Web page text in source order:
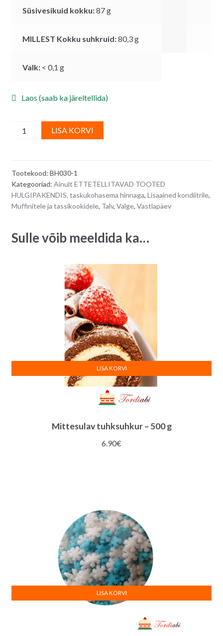
Süsivesikuid kokku:87g
MILLEST Kokku suhkruid:80,3g
Valk: < 0,1 g
Laos (saab ka järeltellida)
Mittesulav
tuhksuhkur
kg
quantity
LISA KORVI
n
a
:
Tootekood: BH030-1
Kategooriad: Ainult ETTETELLITAVAD TOOTED
HULGIPAKENDIS, taskukohasema hinnaga, Lisaained kondiitrile,
Muffinitele ja tassikookidele, Talv, Valge, Vastlapäev
Sulle võib meeldida ka…
Mittesulav tuhksuhkur – 500 g
6.90€
LISA KORVI
LISA KORVI